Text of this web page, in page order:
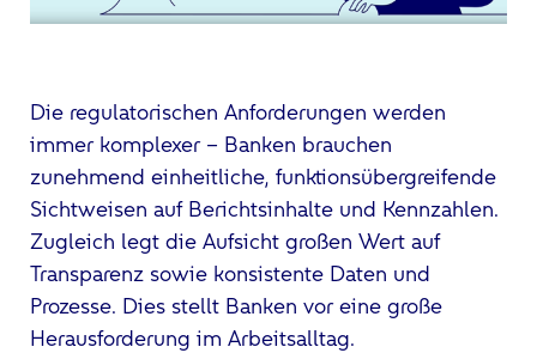
Die regulatorischen Anforderungen werden
immer komplexer – Banken brauchen
zunehmend einheitliche, funktionsübergreifende
Sichtweisen auf Berichtsinhalte und Kennzahlen.
Zugleich legt die Aufsicht großen Wert auf
Transparenz sowie konsistente Daten und
Prozesse. Dies stellt Banken vor eine große
Herausforderung im Arbeitsalltag.